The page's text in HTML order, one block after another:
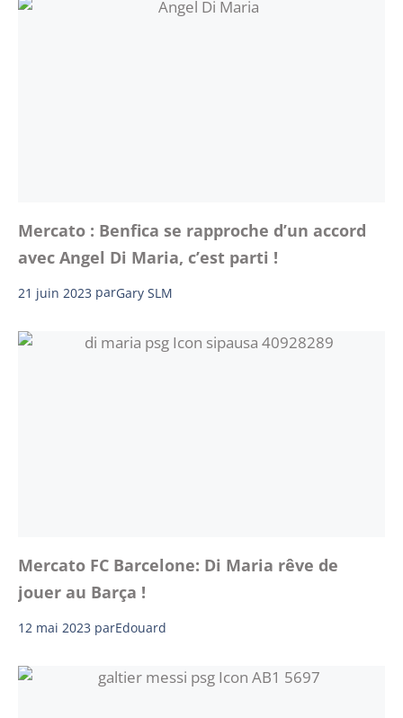
Mercato : Benfica se rapproche d’un accord
avec Angel Di Maria, c’est parti !
21 juin 2023 parGary SLM
Mercato FC Barcelone: Di Maria rêve de
jouer au Barça !
12 mai 2023 parEdouard